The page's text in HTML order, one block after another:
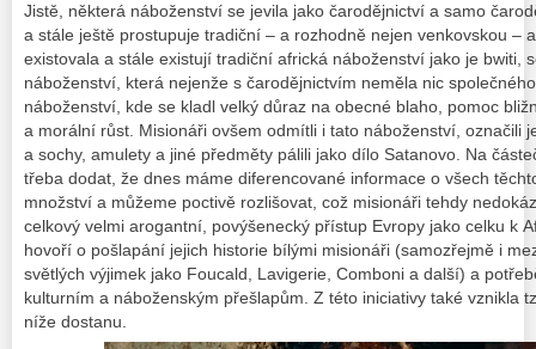
Jistě, některá náboženství se jevila jako čarodějnictví a samo
a stále ještě prostupuje tradiční – a rozhodně nejen venkovskou –
existovala a stále existují tradiční africká náboženství jako je bwiti,
náboženství, která nejenže s čarodějnictvím neměla nic
náboženství, kde se kladl velký důraz na obecné blaho, pomoc
a morální růst. Misionáři ovšem odmítli i tato náboženství, označili
a sochy, amulety a jiné předměty pálili jako dílo Satanovo. Na
třeba dodat, že dnes máme diferencované informace o všech
množství a můžeme poctivě rozlišovat, což misionáři tehdy
celkový velmi arogantní, povýšenecký přístup Evropy jako celku k
hovoří o pošlapání jejich historie bílými misionáři (samozřejmě i
světlých výjimek jako Foucald, Lavigerie, Comboni a další) a
kulturním a náboženským přešlapům. Z této iniciativy také vznikla
níže dostanu.